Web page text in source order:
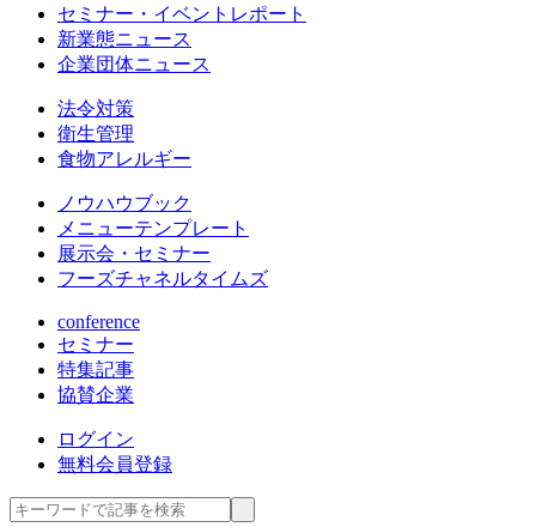
セミナー・イベントレポート
新業態ニュース
企業団体ニュース
法令対策
衛生管理
食物アレルギー
ノウハウブック
メニューテンプレート
展示会・セミナー
フーズチャネルタイムズ
conference
セミナー
特集記事
協賛企業
ログイン
無料会員登録